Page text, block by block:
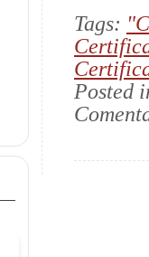
Tags:
Posted